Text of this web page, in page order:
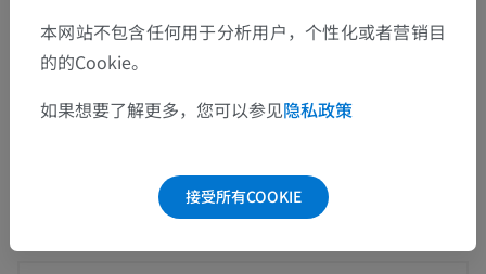
底层结构：这个解剖部位没有子结构
本网站不包含任何用于分析用户，个性化或者营销目
的的Cookie。
如果想要了解更多，您可以参见隐私政策
接受所有COOKIE